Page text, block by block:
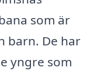
som är
barn. De har
yngre som